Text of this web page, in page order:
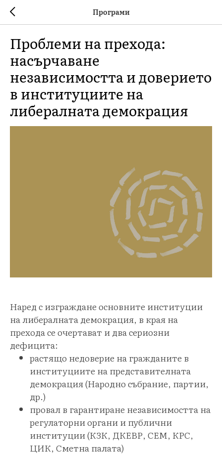
Програми
Проблеми на прехода:
насърчаване
независимостта и доверието
в институциите на
либералната демокрация
Наред с изграждане основните институции
на либералната демокрация, в края на
прехода се очертават и два сериозни
дефицита:
растящо недоверие на гражданите в
институциите на представителната
демокрация (Народно събрание, партии,
др.)
провал в гарантиране независимостта на
регулаторни органи и публични
институции (КЗК, ДКЕВР, СЕМ, КРС,
ЦИК, Сметна палата)